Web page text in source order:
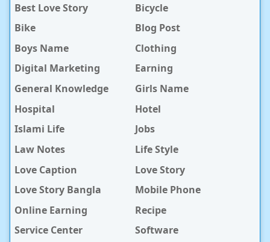
Best Love Story
Bicycle
Bike
Blog Post
Boys Name
Clothing
Digital Marketing
Earning
General Knowledge
Girls Name
Hospital
Hotel
Islami Life
Jobs
Law Notes
Life Style
Love Caption
Love Story
Love Story Bangla
Mobile Phone
Online Earning
Recipe
Service Center
Software